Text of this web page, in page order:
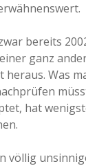
bereits
ganz
heraus. Was
hat
völlig